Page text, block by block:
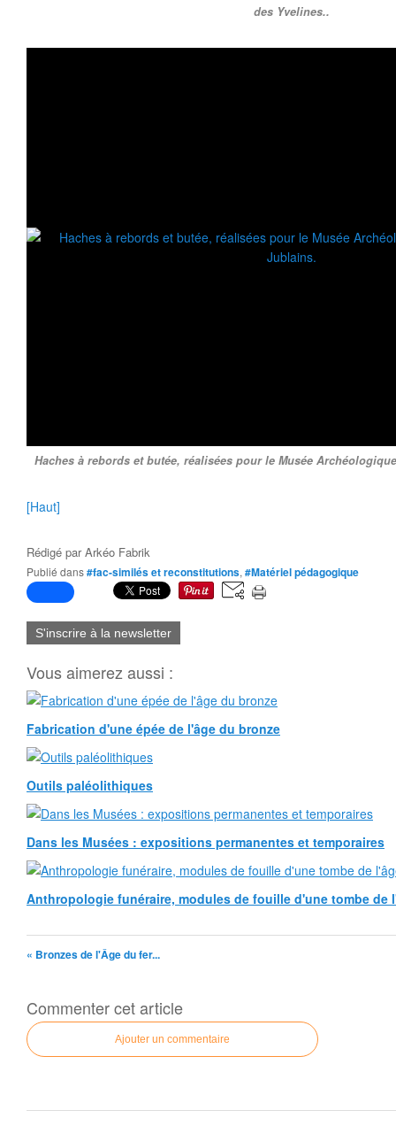
des Yvelines..
Haches à rebords et butée, réalisées pour le Musée
[Haut]
Rédigé parArkéo Fabrik
Publié dans#fac-similés et reconstitutions, #Matériel pédagogique
S'inscrire à la newsletter
Vous aimerez aussi :
Fabrication d'une épée de l'âge du bronze
Outils paléolithiques
Dans les Musées : expositions permanentes et temporaires
Anthropologie funéraire, modules de fouille d'une tombe de
« Bronzes de l'Âge du fer...
Commenter cet article
Ajouter un commentaire